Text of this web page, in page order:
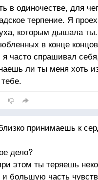
в одиночестве, для
терпение. Я
которым дышала
в конце концов
я часто спрашивал
ли ты меня хоть
принимаешь к
дело?
этом ты теряешь
большую часть